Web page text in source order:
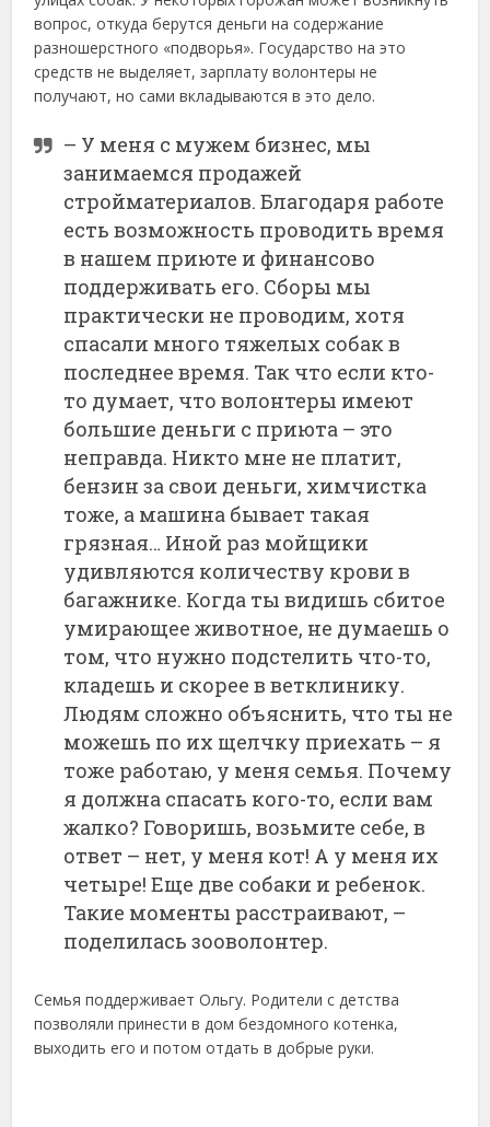
вопрос, откуда берутся деньги на содержание
разношерстного «подворья». Государство на это
средств не выделяет, зарплату волонтеры не
получают, но сами вкладываются в это дело.
– У меня с мужем бизнес, мы
занимаемся продажей
стройматериалов. Благодаря работе
есть возможность проводить время
в нашем приюте и финансово
поддерживать его. Сборы мы
практически не проводим, хотя
спасали много тяжелых собак в
последнее время. Так что если кто-
то думает, что волонтеры имеют
большие деньги с приюта – это
неправда. Никто мне не платит,
бензин за свои деньги, химчистка
тоже, а машина бывает такая
грязная… Иной раз мойщики
удивляются количеству крови в
багажнике. Когда ты видишь сбитое
умирающее животное, не думаешь о
том, что нужно подстелить что-то,
кладешь и скорее в ветклинику.
Людям сложно объяснить, что ты не
можешь по их щелчку приехать – я
тоже работаю, у меня семья. Почему
я должна спасать кого-то, если вам
жалко? Говоришь, возьмите себе, в
ответ – нет, у меня кот! А у меня их
четыре! Еще две собаки и ребенок.
Такие моменты расстраивают, –
поделилась зооволонтер.
Семья поддерживает Ольгу. Родители с детства
позволяли принести в дом бездомного котенка,
выходить его и потом отдать в добрые руки.